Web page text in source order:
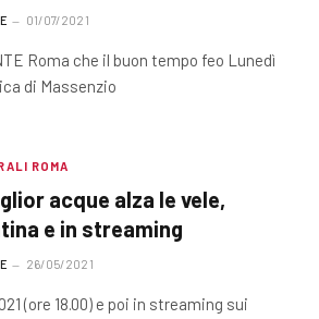
01/07/2021
Roma che il buon tempo feo Lunedì
di Massenzio
ROMA
acque alza le vele,
e in streaming
26/05/2021
(ore 18.00) e poi in streaming sui